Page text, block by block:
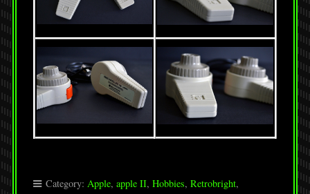
Category: Apple, apple II, Hobbies, Retrobright,